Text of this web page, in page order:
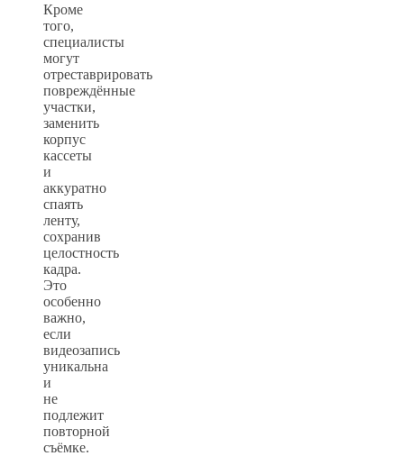
Кроме
того,
специалисты
могут
отреставрировать
повреждённые
участки,
заменить
корпус
кассеты
и
аккуратно
спаять
ленту,
сохранив
целостность
кадра.
Это
особенно
важно,
если
видеозапись
уникальна
и
не
подлежит
повторной
съёмке.